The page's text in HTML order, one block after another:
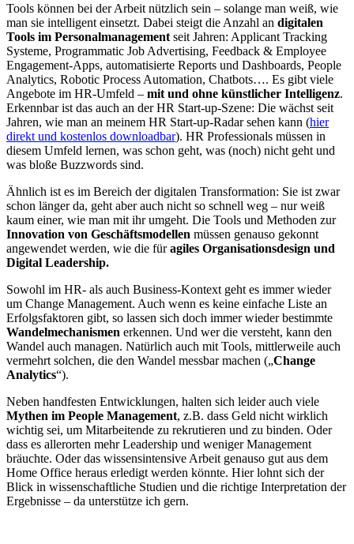
Tools können bei der Arbeit nützlich sein – solange man weiß, wie
man sie intelligent einsetzt. Dabei steigt die Anzahl an digitalen
Tools im Personalmanagement seit Jahren: Applicant Tracking
Systeme, Programmatic Job Advertising, Feedback & Employee
Engagement-Apps, automatisierte Reports und Dashboards, People
Analytics, Robotic Process Automation, Chatbots…. Es gibt viele
Angebote im HR-Umfeld – mit und ohne künstlicher Intelligenz.
Erkennbar ist das auch an der HR Start-up-Szene: Die wächst seit
Jahren, wie man an meinem HR Start-up-Radar sehen kann (hier
direkt und kostenlos downloadbar). HR Professionals müssen in
diesem Umfeld lernen, was schon geht, was (noch) nicht geht und
was bloße Buzzwords sind.
Ähnlich ist es im Bereich der digitalen Transformation: Sie ist zwar
schon länger da, geht aber auch nicht so schnell weg – nur weiß
kaum einer, wie man mit ihr umgeht. Die Tools und Methoden zur
Innovation von Geschäftsmodellen müssen genauso gekonnt
angewendet werden, wie die füragiles Organisationsdesign und
Digital Leadership.
Sowohl im HR- als auch Business-Kontext geht es immer wieder
um Change Management. Auch wenn es keine einfache Liste an
Erfolgsfaktoren gibt, so lassen sich doch immer wieder bestimmte
Wandelmechanismen erkennen. Und wer die versteht, kann den
Wandel auch managen. Natürlich auch mit Tools, mittlerweile auch
vermehrt solchen, die den Wandel messbar machen („Change
Analytics“).
Neben handfesten Entwicklungen, halten sich leider auch viele
Mythen im People Management, z.B. dass Geld nicht wirklich
wichtig sei, um Mitarbeitende zu rekrutieren und zu binden. Oder
dass es allerorten mehr Leadership und weniger Management
bräuchte. Oder das wissensintensive Arbeit genauso gut aus dem
Home Office heraus erledigt werden könnte. Hier lohnt sich der
Blick in wissenschaftliche Studien und die richtige Interpretation der
Ergebnisse – da unterstütze ich gern.